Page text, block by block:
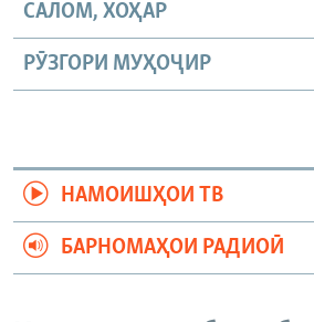
САЛОМ, ХОҲАР
РӮЗГОРИ МУҲОҶИР
НАМОИШҲОИ ТВ
БАРНОМАҲОИ РАДИОӢ